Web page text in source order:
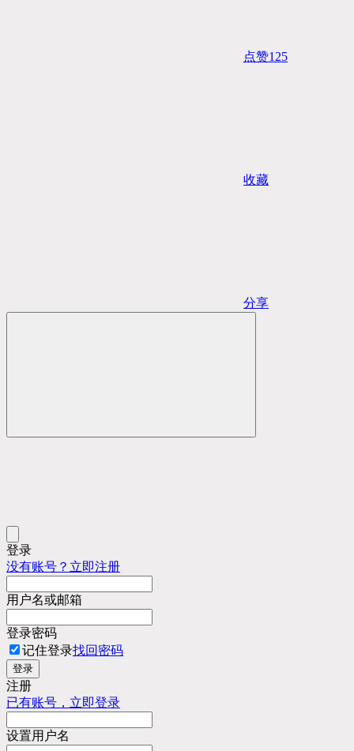
点赞125
收藏
分享
登录
没有账号？立即注册
用户名或邮箱
登录密码
记住登录找回密码
登录
注册
已有账号，立即登录
设置用户名